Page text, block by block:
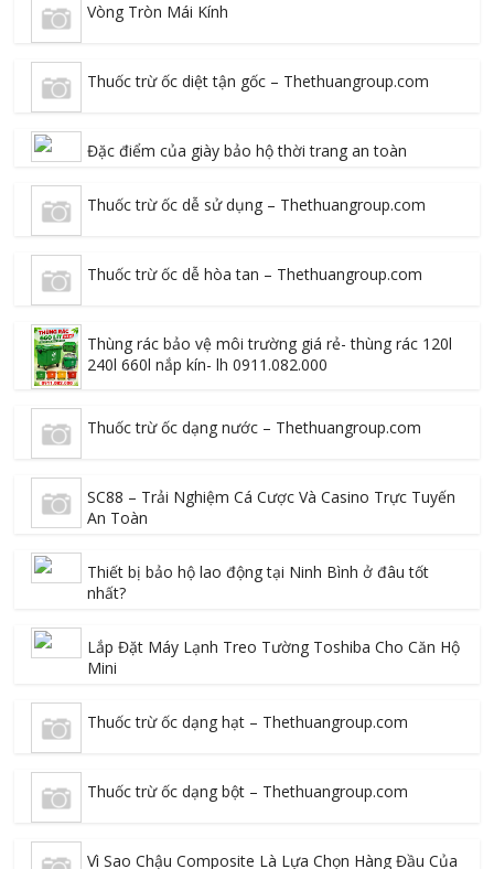
Vòng Tròn Mái Kính
Thuốc trừ ốc diệt tận gốc – Thethuangroup.com
Đặc điểm của giày bảo hộ thời trang an toàn
Thuốc trừ ốc dễ sử dụng – Thethuangroup.com
Thuốc trừ ốc dễ hòa tan – Thethuangroup.com
Thùng rác bảo vệ môi trường giá rẻ- thùng rác 120l
240l 660l nắp kín- lh 0911.082.000
Thuốc trừ ốc dạng nước – Thethuangroup.com
SC88 – Trải Nghiệm Cá Cược Và Casino Trực Tuyến
An Toàn
Thiết bị bảo hộ lao động tại Ninh Bình ở đâu tốt
nhất?
Lắp Đặt Máy Lạnh Treo Tường Toshiba Cho Căn Hộ
Mini
Thuốc trừ ốc dạng hạt – Thethuangroup.com
Thuốc trừ ốc dạng bột – Thethuangroup.com
Vì Sao Chậu Composite Là Lựa Chọn Hàng Đầu Của